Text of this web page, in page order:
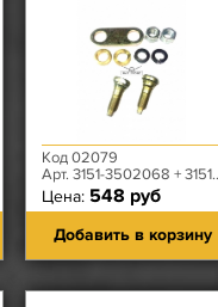
Код 02079
Арт. 3151-3502068 + 3151-3502030 + 3151-3501028
Цена: 548 руб
Добавить в корзину